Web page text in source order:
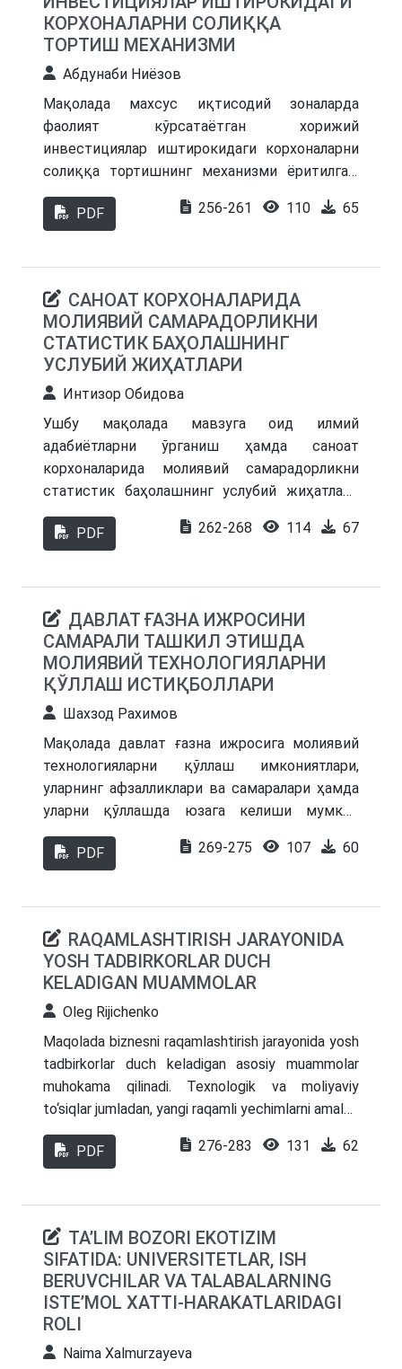
тажрибаси, мамлакатимизда уни қўллаш
бўйича илмий-амалий хулоса ва таклифлар
ишлаб чиқилган.
КОРХОНАЛАРНИ СОЛИҚҚА
ТОРТИШ МЕХАНИЗМИ
Абдунаби Ниёзов
Мақолада махсус иқтисодий зоналарда
фаолият кўрсатаётган хорижий
инвестициялар иштирокидаги корхоналарни
солиққа тортишнинг механизми ёритилган.
Шунингдек, хорижий инвестициялар
иштирокидаги корхоналар ва қўшма
PDF 256-261 110 65
САНОАТ КОРХОНАЛАРИДА
МОЛИЯВИЙ САМАРАДОРЛИКНИ
СТАТИСТИК БАҲОЛАШНИНГ
УСЛУБИЙ ЖИҲАТЛАРИ
Интизор Обидова
Ушбу мақолада мавзуга оид илмий
адабиётларни ўрганиш ҳамда саноат
корхоналарида молиявий самарадорликни
статистик баҳолашнинг услубий жиҳатлари
ёритилган.
PDF
262-268 114 67
ДАВЛАТ ҒАЗНА ИЖРОСИНИ
САМАРАЛИ ТАШКИЛ ЭТИШДА
МОЛИЯВИЙ ТЕХНОЛОГИЯЛАРНИ
ҚЎЛЛАШ ИСТИҚБОЛЛАРИ
Шахзод Рахимов
Мақолада давлат ғазна ижросига молиявий
технологияларни қўллаш имкониятлари,
уларнинг афзалликлари ва самаралари ҳамда
уларни қўллашда юзага келиши мумкин
бўлган рисклар ва тўсқинлик қилувчи
омиллар таҳлили келтирилган.
PDF 269-275 107 60
RAQAMLASHTIRISH JARAYONIDA
YOSH TADBIRKORLAR DUCH
KELADIGAN MUAMMOLAR
Oleg Rijichenko
Maqolada biznesni raqamlashtirish jarayonida yosh
tadbirkorlar duch keladigan asosiy muammolar
muhokama qilinadi. Texnologik va moliyaviy
to‘siqlar jumladan, yangi raqamli yechimlarni amalga
oshirish uchun mablag‘ yetishmasligi va
tadbirkorlarning raqamli savodxonligi pastligi tahlil
xavflarga e'tibor qaratadi. Maqolada, shuningdek,
ushbu muammolarni bartaraf etish bo'yicha
tavsiyalar, jumladan, institutsional yordam yaratish,
ta'lim dasturlarini ishlab chiqish va moliyaviy
inklyuzivlikni yaxshilash zarurati muhokama qilinadi.
Olimlar tomonidan olib borilgan tadqiqotlar
PDF 276-283 131 62
TA’LIM BOZORI EKOTIZIM
SIFATIDA: UNIVERSITETLAR, ISH
BERUVCHILAR VA TALABALARNING
ISTE’MOL XATTI-HARAKATLARIDAGI
ROLI
Naima Xalmurzayeva